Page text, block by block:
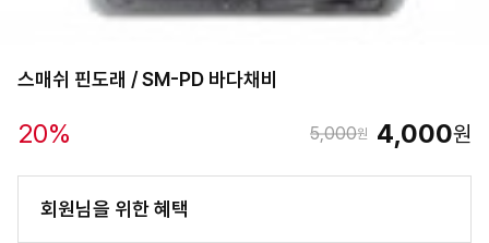
스매쉬 핀도래 / SM-PD 바다채비
20% 5,000원 4,000원
회원님을 위한 혜택